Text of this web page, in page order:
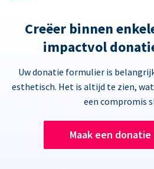
Creëer binnen
impactvol
Uw donatie formulier is
esthetisch. Het is altijd te zien,
een compromis
Maak een